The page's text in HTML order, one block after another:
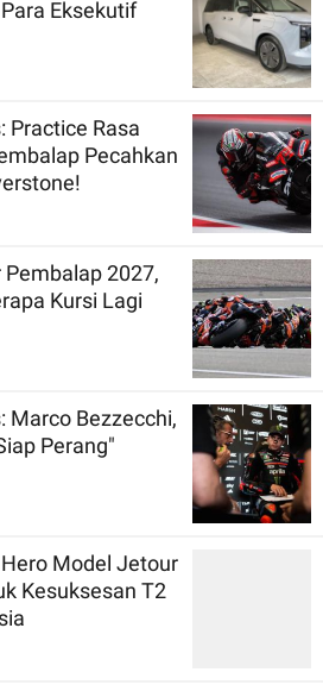
Eksekutif
Practice Rasa
Pecahkan
2027,
Kursi Lagi
Marco Bezzecchi,
Perang"
Model Jetour
Kesuksesan T2